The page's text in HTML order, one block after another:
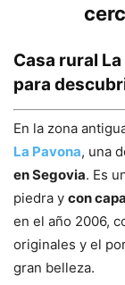
Casa rural
para
En la zona
La Pavona, una
en Segovia. Es
piedra y con
en el año 2006,
originales y el
gran belleza.